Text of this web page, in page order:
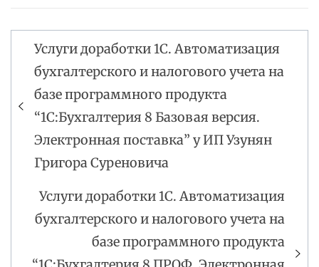
Навигация
по
записям
Услуги доработки 1С. Автоматизация
бухгалтерского и налогового учета на
базе программного продукта
“1С:Бухгалтерия 8 Базовая версия.
Электронная поставка” у ИП Узунян
Григора Суреновича
Услуги доработки 1С. Автоматизация
бухгалтерского и налогового учета на
базе программного продукта